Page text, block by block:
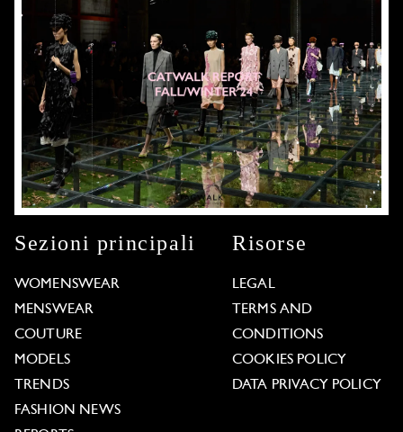
Sezioni principali
WOMENSWEAR
MENSWEAR
COUTURE
MODELS
TRENDS
FASHION NEWS
Risorse
LEGAL
TERMS AND
CONDITIONS
COOKIES POLICY
DATA PRIVACY POLICY